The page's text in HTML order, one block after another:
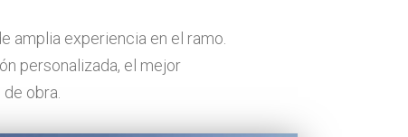
amplia experiencia en el ramo.
personalizada, el mejor
obra.